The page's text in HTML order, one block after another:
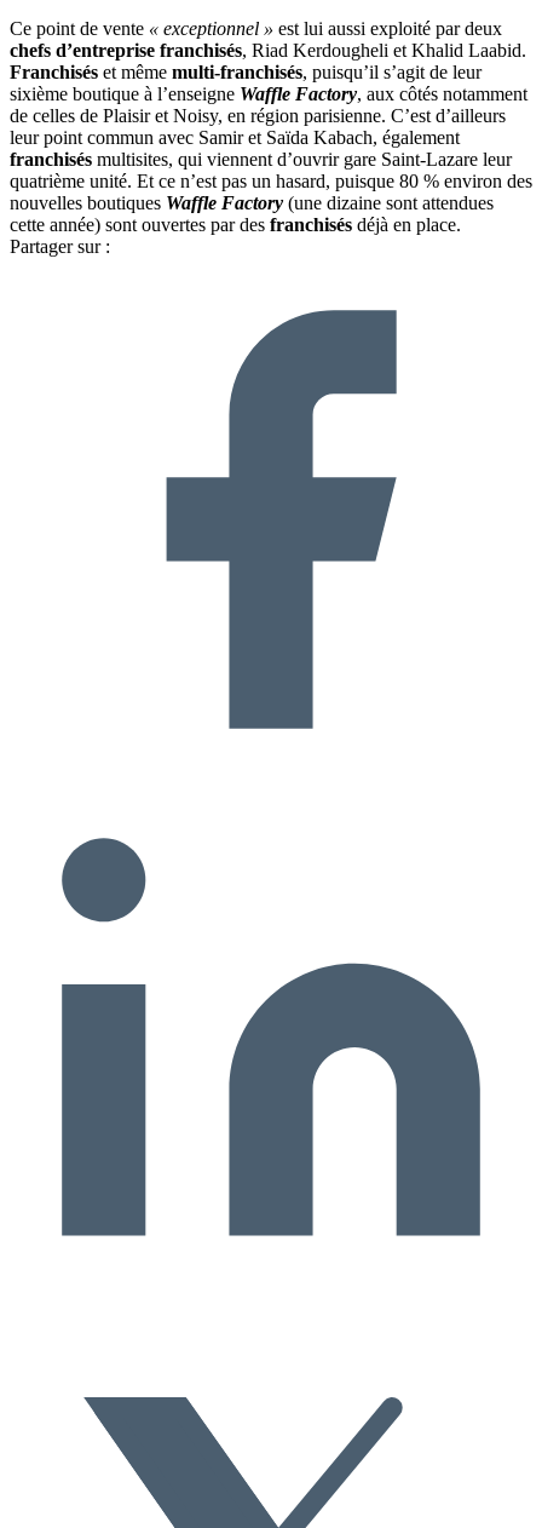
Ce point de vente « exceptionnel » est lui aussi exploité par deux
chefs d’entreprise franchisés, Riad Kerdougheli et Khalid Laabid.
Franchisés et même multi-franchisés, puisqu’il s’agit de leur
sixième boutique à l’enseigne Waffle Factory, aux côtés notamment
de celles de Plaisir et Noisy, en région parisienne. C’est d’ailleurs
leur point commun avec Samir et Saïda Kabach, également
franchisés multisites, qui viennent d’ouvrir gare Saint-Lazare leur
quatrième unité. Et ce n’est pas un hasard, puisque 80 % environ des
nouvelles boutiques Waffle Factory (une dizaine sont attendues
cette année) sont ouvertes par des franchisés déjà en place.
Partager sur :